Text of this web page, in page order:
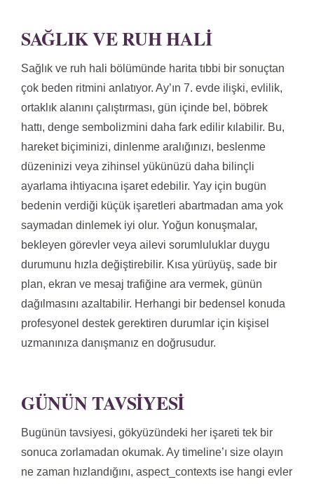
SAĞLIK VE RUH HALI
Sağlık ve ruh hali bölümünde harita tıbbi bir sonuçtan
çok beden ritmini anlatıyor. Ay’ın 7. evde ilişki, evlilik,
ortaklık alanını çalıştırması, gün içinde bel, böbrek
hattı, denge sembolizmini daha fark edilir kılabilir. Bu,
hareket biçiminizi, dinlenme aralığınızı, beslenme
düzeninizi veya zihinsel yükünüzü daha bilinçli
ayarlama ihtiyacına işaret edebilir. Yay için bugün
bedenin verdiği küçük işaretleri abartmadan ama yok
saymadan dinlemek iyi olur. Yoğun konuşmalar,
bekleyen görevler veya ailevi sorumluluklar duygu
durumunu hızla değiştirebilir. Kısa yürüyüş, sade bir
plan, ekran ve mesaj trafiğine ara vermek, günün
dağılmasını azaltabilir. Herhangi bir bedensel konuda
profesyonel destek gerektiren durumlar için kişisel
uzmanınıza danışmanız en doğrusudur.
GÜNÜN TAVSIYESI
Bugünün tavsiyesi, gökyüzündeki her işareti tek bir
sonuca zorlamadan okumak. Ay timeline’ı size olayın
ne zaman hızlandığını, aspect_contexts ise hangi evler